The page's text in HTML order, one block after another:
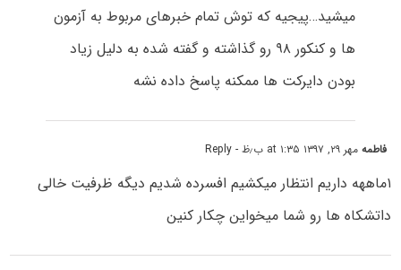
میشید…پیجیه که توش تمام خبرهای مربوط به آزمون
ها و کنکور ۹۸ رو گذاشته و گفته شده به دلیل زیاد
بودن دایرکت ها ممکنه پاسخ داده نشه
فاطمهمهر ۲۹, ۱۳۹۷ at ۱:۳۵ ب٫ظ - Reply
۱ماههه داریم انتظار میکشیم افسرده شدیم دیگه ظرفیت خالی
داتشکاه ها رو شما میخواین چکار کنین